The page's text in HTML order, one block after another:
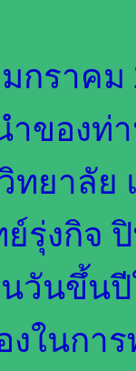
กราคม
ำของท่
ทยาลัย
รุ่งกิจ
นวันขึ้น
งในกา